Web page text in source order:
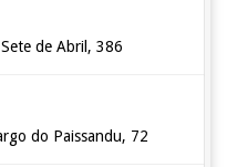
de Abril, 386
do Paissandu, 72